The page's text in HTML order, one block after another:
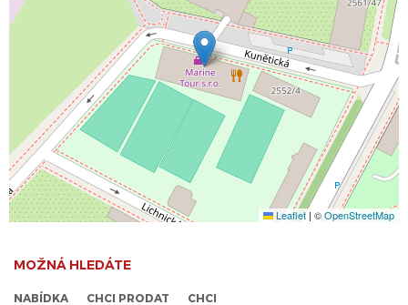
Leaflet | ©OpenStreetMap
MOŽNÁ HLEDÁTE
NABÍDKA CHCI PRODAT
CHCI